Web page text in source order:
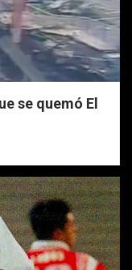
se quemó El